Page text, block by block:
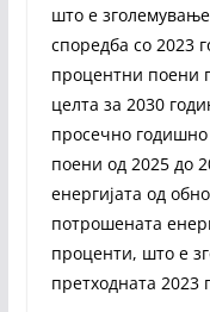
што е
споредба со 2023
процентни поени
целта за 2030
просечно
поени од 2025 до
енергијата од
потрошената
проценти, што е
претходната 2023